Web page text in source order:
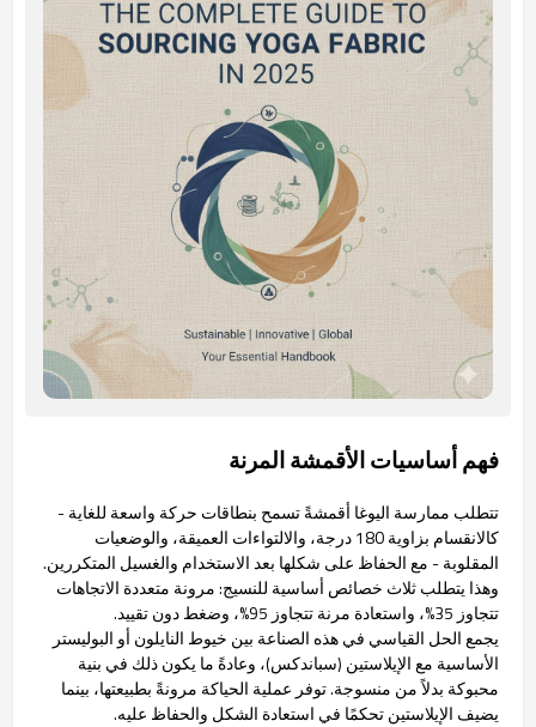
فهم أساسيات الأقمشة المرنة
تتطلب ممارسة اليوغا أقمشةً تسمح بنطاقات حركة واسعة للغاية -
كالانقسام بزاوية 180 درجة، والالتواءات العميقة، والوضعيات
المقلوبة - مع الحفاظ على شكلها بعد الاستخدام والغسيل المتكررين.
وهذا يتطلب ثلاث خصائص أساسية للنسيج: مرونة متعددة الاتجاهات
تتجاوز 35%، واستعادة مرنة تتجاوز 95%، وضغط دون تقييد.
يجمع الحل القياسي في هذه الصناعة بين خيوط النايلون أو البوليستر
الأساسية مع الإيلاستين (سباندكس)، وعادةً ما يكون ذلك في بنية
محبوكة بدلاً من منسوجة. توفر عملية الحياكة مرونةً بطبيعتها، بينما
يضيف الإيلاستين تحكمًا في استعادة الشكل والحفاظ عليه.